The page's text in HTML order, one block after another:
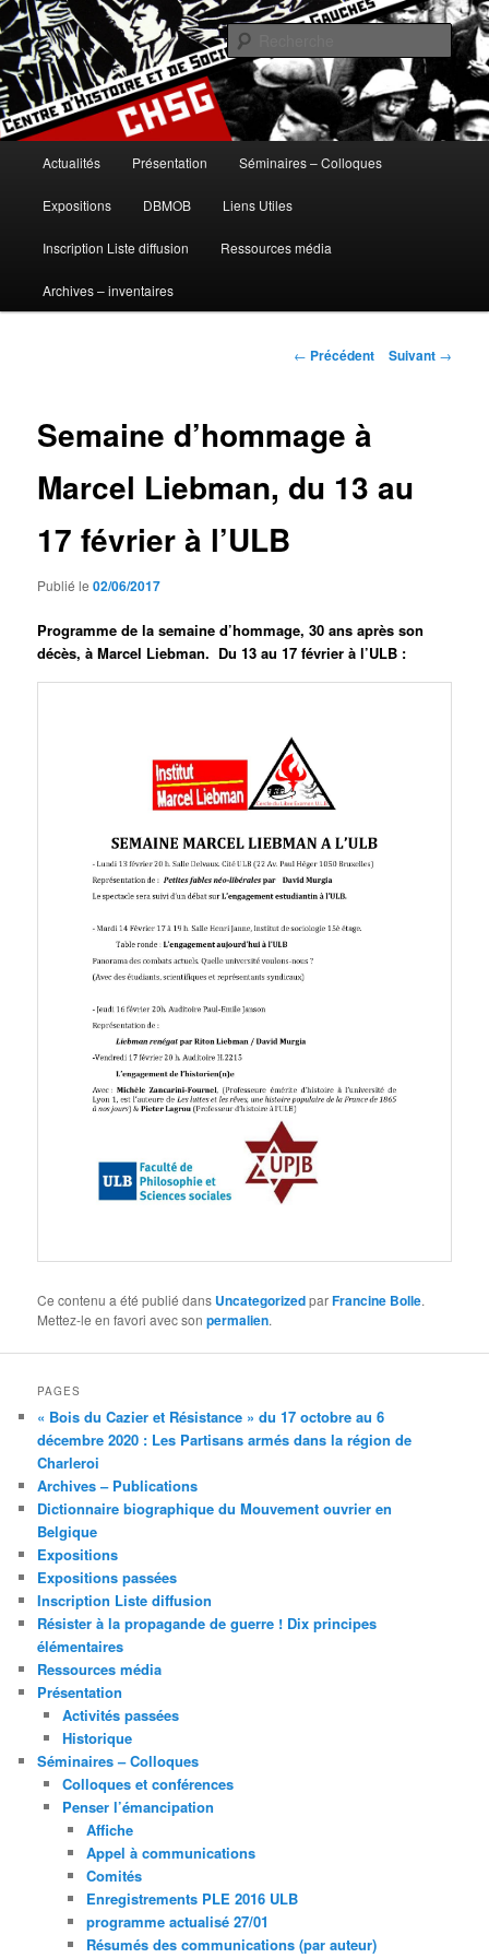
Aller
au
contenu
principalCentre d'Histoire et de Sociologie
des Gauches
histoire, gauches, gauche, communisme, syndicalisme, ouvrier, socialisme,
trotskysme, anarchisme, mouvement, emancipation, ULB
principal
Actualités Présentation Séminaires – Colloques
Expositions DBMOB Liens Utiles
Inscription Liste diffusion Ressources média
Archives – inventaires
Navigation
← Précédent Suivant →
Semaine d’hommage à
Marcel Liebman, du 13 au
17 février à l’ULB
Publié le02/06/2017
Programme de la semaine d’hommage, 30 ans après son
décès, à Marcel Liebman. Du 13 au 17 février à l’ULB :
Ce contenu a été publié dans UncategorizedparFrancine Bolle.
Mettez-le en favori avec sonpermalien.
PAGES
« Bois du Cazier et Résistance » du 17 octobre au 6
décembre 2020 : Les Partisans armés dans la région de
Charleroi
Archives – Publications
Dictionnaire biographique du Mouvement ouvrier en
Belgique
Expositions
Expositions passées
Inscription Liste diffusion
Résister à la propagande de guerre ! Dix principes
élémentaires
Ressources média
Présentation
Activités passées
Historique
Séminaires – Colloques
Colloques et conférences
Penser l’émancipation
Affiche
Appel à communications
Comités
Enregistrements PLE 2016 ULB
programme actualisé 27/01
Résumés des communications (par auteur)